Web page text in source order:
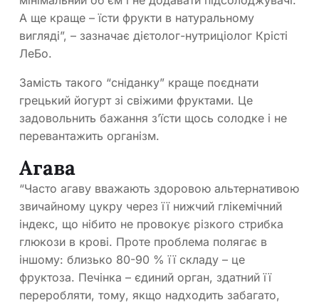
А ще краще – їсти фрукти в натуральному
вигляді”, – зазначає дієтолог-нутриціолог Крісті
ЛеБо.
Замість такого “сніданку” краще поєднати
грецький йогурт зі свіжими фруктами. Це
задовольнить бажання з’їсти щось солодке і не
перевантажить організм.
Агава
“Часто агаву вважають здоровою альтернативою
звичайному цукру через її нижчий глікемічний
індекс, що нібито не провокує різкого стрибка
глюкози в крові. Проте проблема полягає в
іншому: близько 80-90 % її складу – це
фруктоза. Печінка – єдиний орган, здатний її
переробляти, тому, якщо надходить забагато,